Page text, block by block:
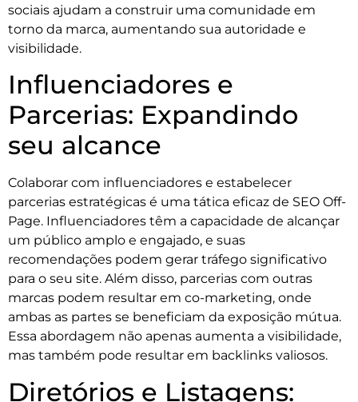
sociais ajudam a construir uma comunidade em
torno da marca, aumentando sua autoridade e
visibilidade.
Influenciadores e
Parcerias: Expandindo
seu alcance
Colaborar com influenciadores e estabelecer
parcerias estratégicas é uma tática eficaz de SEO Off-
Page. Influenciadores têm a capacidade de alcançar
um público amplo e engajado, e suas
recomendações podem gerar tráfego significativo
para o seu site. Além disso, parcerias com outras
marcas podem resultar em co-marketing, onde
ambas as partes se beneficiam da exposição mútua.
Essa abordagem não apenas aumenta a visibilidade,
mas também pode resultar em backlinks valiosos.
Diretórios e Listagens: